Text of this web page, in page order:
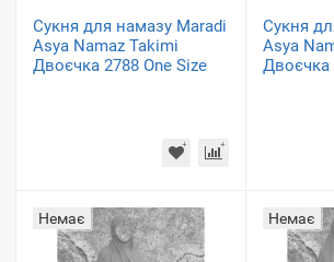
Сукня для намазу Maradi
Asya Namaz Takimi
Двоєчка 2788 One Size
Сукня
Asya
Двоєчка
Немає Немає